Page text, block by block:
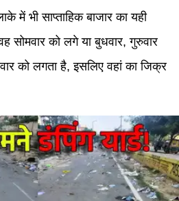
में भी साप्ताहिक बाजार का यही
सोमवार को लगे या बुधवार, गुरुवार
को लगता है, इसलिए वहां का जिक्र